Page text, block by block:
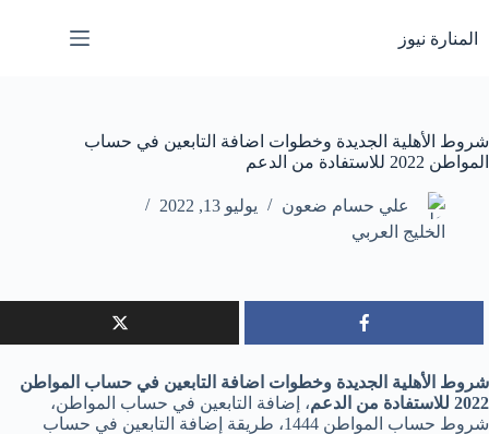
إلى
المحتوى
المنارة نيوز
شروط الأهلية الجديدة وخطوات اضافة التابعين في حساب
المواطن 2022 للاستفادة من الدعم
علي حسام ضعون
يوليو 13, 2022
الخليج العربي
شروط الأهلية الجديدة وخطوات اضافة التابعين في حساب المواطن
2022 للاستفادة من الدعم
، إضافة التابعين في حساب المواطن،
شروط حساب المواطن 1444، طريقة إضافة التابعين في حساب